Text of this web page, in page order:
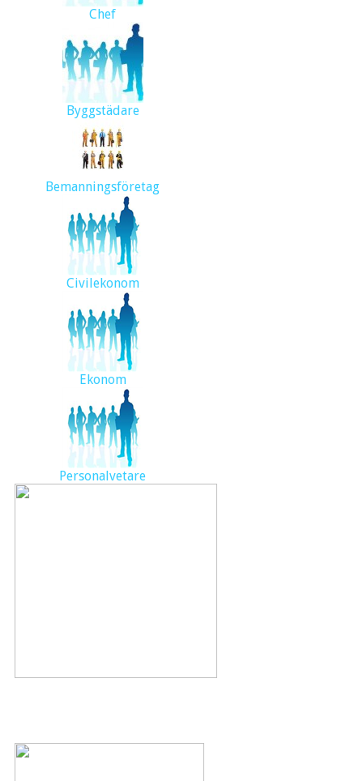
Chef
Byggstädare
Bemanningsföretag
Civilekonom
Ekonom
Personalvetare